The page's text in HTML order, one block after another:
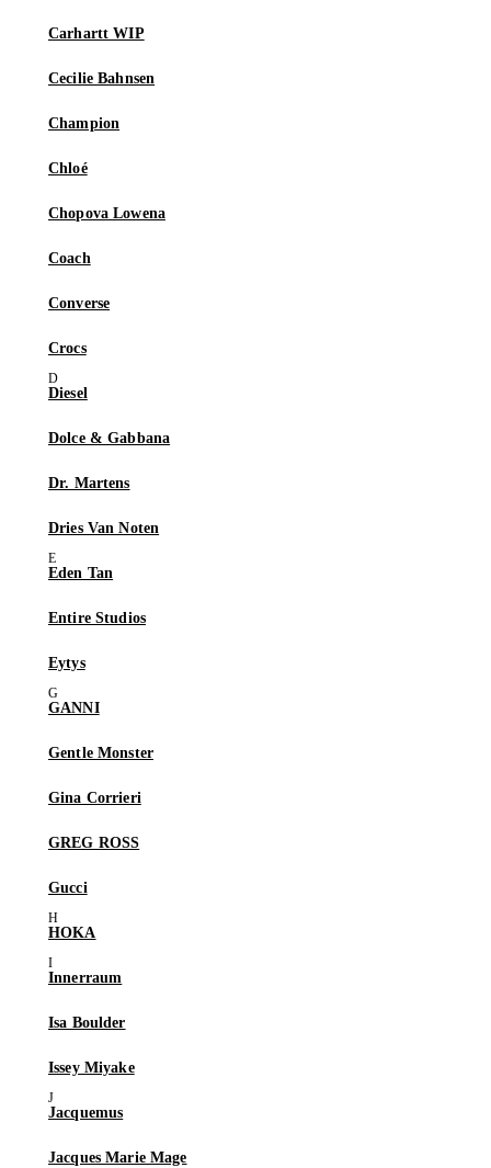
Carhartt WIP
Cecilie Bahnsen
Champion
Chloé
Chopova Lowena
Coach
Converse
Crocs
Diesel
Dolce & Gabbana
Dr. Martens
Dries Van Noten
Eden Tan
Entire Studios
Eytys
GANNI
Gentle Monster
Gina Corrieri
GREG ROSS
Gucci
HOKA
Innerraum
Isa Boulder
Issey Miyake
Jacquemus
Jacques Marie Mage